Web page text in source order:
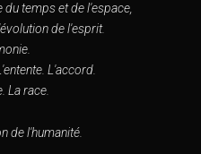
temps et de l'espace,
de l'esprit.
L'accord.
La race.
de l'humanité.